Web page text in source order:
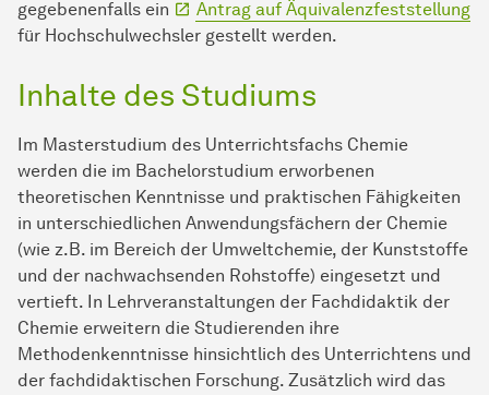
gegebenenfalls ein
Antrag auf Äquivalenzfeststellung
für Hochschulwechsler gestellt werden.
Inhalte des Studiums
Im Masterstudium des Unterrichtsfachs Chemie
werden die im Bachelorstudium erworbenen
theoretischen Kenntnisse und praktischen Fähigkeiten
in unterschiedlichen Anwendungsfächern der Chemie
(wie z.B. im Bereich der Umweltchemie, der Kunststoffe
und der nachwachsenden Rohstoffe) eingesetzt und
vertieft. In Lehrveranstaltungen der Fachdidaktik der
Chemie erweitern die Studierenden ihre
Methodenkenntnisse hinsichtlich des Unterrichtens und
der fachdidaktischen Forschung. Zusätzlich wird das